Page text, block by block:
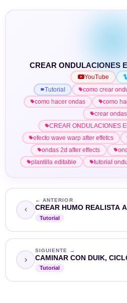
CREAR ONDULACIONES
YouTube
Tutorial
como crear
como hacer ondas
como
crear
CREAR ONDULACIONES
efecto wave warp after effetcs
ondas 2d after effects
plantilla editable
tutorial
← ANTERIOR
CREAR HUMO REALISTA
Tutorial
SIGUIENTE →
CAMINAR CON DUIK,
Tutorial